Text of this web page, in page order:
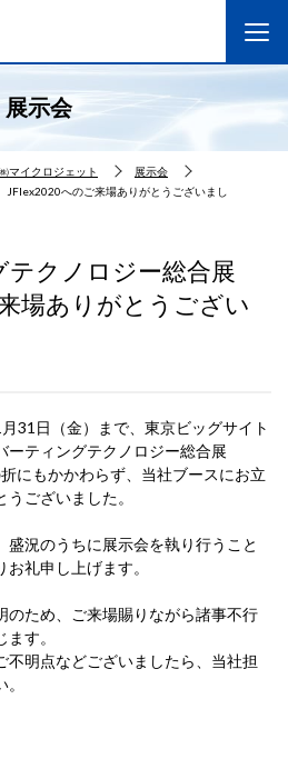
展示会
マイクロジェット
展示会
へのご来場ありがとうございまし
テクノロジー総合展
場ありがとうござい
31日（金）まで、東京ビッグサイト
ーティングテクノロジー総合展
にもかかわらず、当社ブースにお立
ございました。
盛況のうちに展示会を執り行うこと
礼申し上げます。
のため、ご来場賜りながら諸事不行
す。
不明点などございましたら、当社担